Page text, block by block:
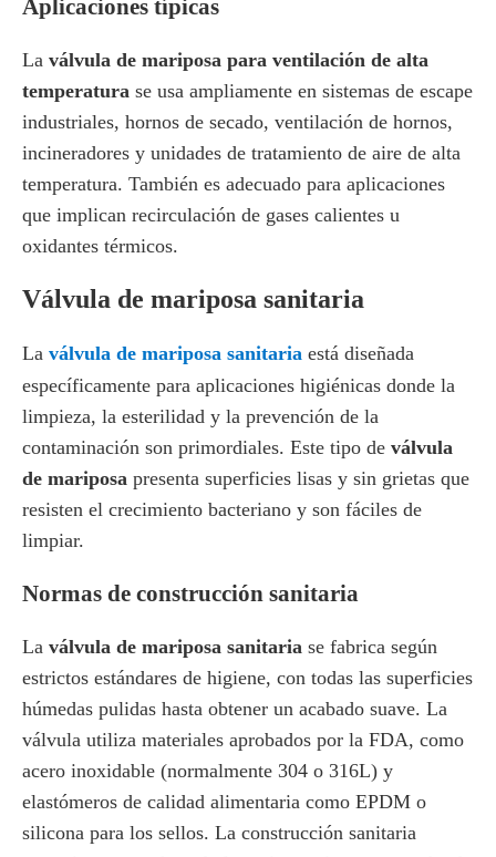
Aplicaciones típicas
La válvula de mariposa para ventilación de alta
temperatura se usa ampliamente en sistemas de escape
industriales, hornos de secado, ventilación de hornos,
incineradores y unidades de tratamiento de aire de alta
temperatura. También es adecuado para aplicaciones
que implican recirculación de gases calientes u
oxidantes térmicos.
Válvula de mariposa sanitaria
La válvula de mariposa sanitaria está diseñada
específicamente para aplicaciones higiénicas donde la
limpieza, la esterilidad y la prevención de la
contaminación son primordiales. Este tipo de válvula
de mariposa presenta superficies lisas y sin grietas que
resisten el crecimiento bacteriano y son fáciles de
limpiar.
Normas de construcción sanitaria
La válvula de mariposa sanitaria se fabrica según
estrictos estándares de higiene, con todas las superficies
húmedas pulidas hasta obtener un acabado suave. La
válvula utiliza materiales aprobados por la FDA, como
acero inoxidable (normalmente 304 o 316L) y
elastómeros de calidad alimentaria como EPDM o
silicona para los sellos. La construcción sanitaria